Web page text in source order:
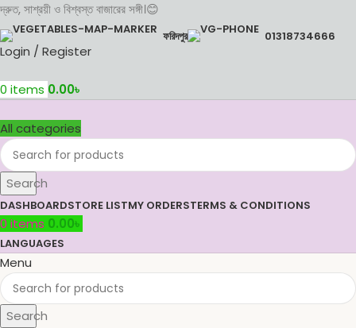
দ্রুত, সাশ্রয়ী ও বিশ্বস্ত বাজারের সঙ্গী।😊
ফরিদপুর 01318734666
Login / Register
0 items 0.00৳
All categories
Search
DASHBOARDSTORE LISTMY ORDERSTERMS & CONDITIONS
0 items 0.00৳
LANGUAGES
Menu
Search